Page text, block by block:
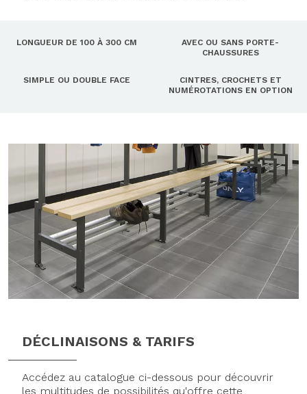
LONGUEUR DE 100 À 300 CM
AVEC OU SANS PORTE-
CHAUSSURES
SIMPLE OU DOUBLE FACE
CINTRES, CROCHETS ET
NUMÉROTATIONS EN OPTION
DÉCLINAISONS & TARIFS
Accédez au catalogue ci-dessous pour découvrir
les multitudes de possibilités qu'offre cette